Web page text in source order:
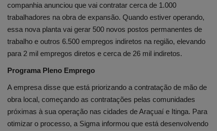
companhia anunciou que vai contratar cerca de 1.000
trabalhadores na obra de expansão. Quando estiver operando,
essa nova planta vai gerar 500 novos postos permanentes de
trabalho e outros 6.500 empregos indiretos na região, elevando
para 2 mil empregos diretos e cerca de 26 mil indiretos.
Programa Pleno Emprego
A empresa disse que está priorizando a contratação de mão de
obra local, começando as contratações pelas comunidades
próximas à sua operação nas cidades de Araçuaí e Itinga. Para
otimizar o processo, a Sigma informou que está desenvolvendo